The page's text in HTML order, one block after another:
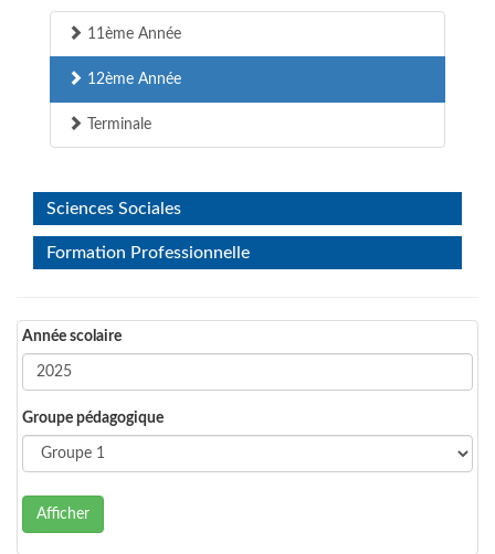
11ème Année
12ème Année
Terminale
Sciences Sociales
Formation Professionnelle
Année scolaire
Groupe pédagogique
Afficher